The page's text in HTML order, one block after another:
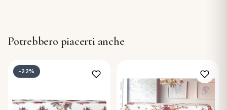
e Pigiami
Potrebbero piacerti anche
-22%